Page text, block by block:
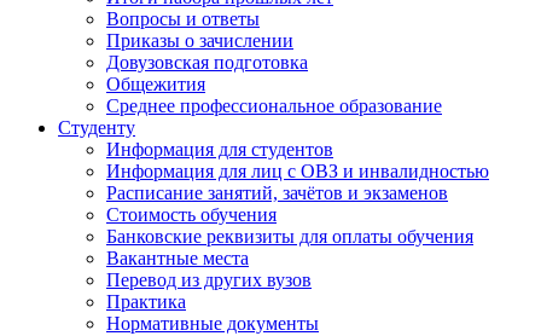
Вопросы и ответы
Приказы о зачислении
Довузовская подготовка
Общежития
Среднее профессиональное образование
Студенту
Информация для студентов
Информация для лиц с ОВЗ и инвалидностью
Расписание занятий, зачётов и экзаменов
Стоимость обучения
Банковские реквизиты для оплаты обучения
Вакантные места
Перевод из других вузов
Практика
Нормативные документы